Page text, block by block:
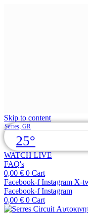
Skip to content
Serres, GR
25°
WATCH LIVE
FAQ's
0,00 € 0 Cart
Facebook-f Instagram X-
Facebook-f Instagram
0,00 € 0 Cart